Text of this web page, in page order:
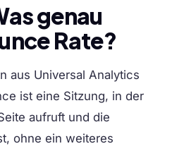
genau
Rate?
aus Universal Analytics
ist eine Sitzung, in der
aufruft und die
ohne ein weiteres